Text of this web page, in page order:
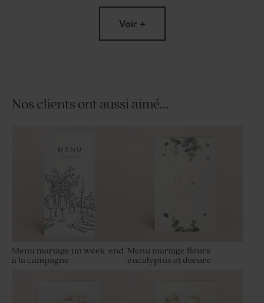
Voir +
Nos clients ont aussi aimé...
Menu mariage un week-end
à la campagne
Menu mariage fleurs
eucalyptus et dorure